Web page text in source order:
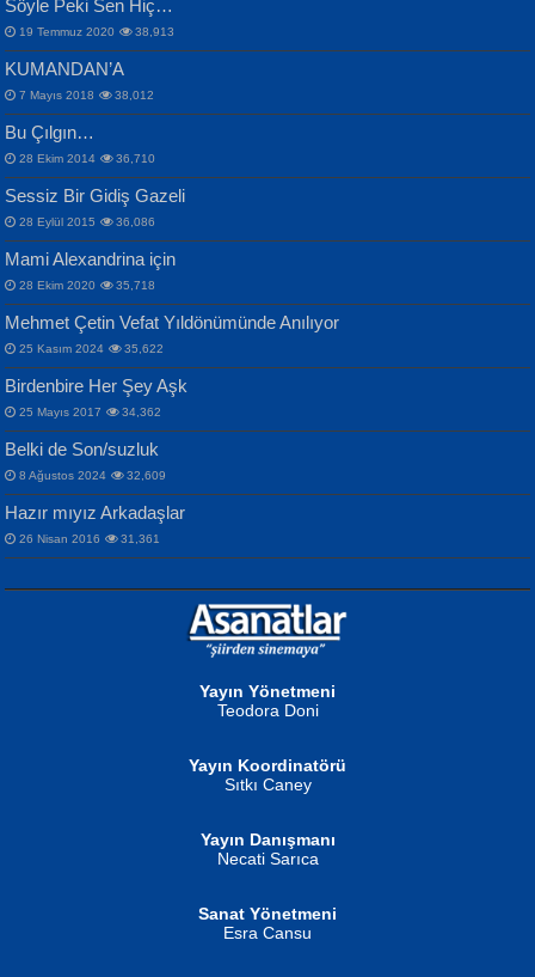
İPEK ACAR SERT
Gazze’nin Şecaati, Ümmetin İmtihanı...
MAHMUT GÜRBÜZ
İbrahim Olmak ve Bitirebilmek...
NURAN KÖSE BAYDAR
Selahattin Yıldız
İdrakimle Üşürken...
Songül Özel
Mahzen...
Ben Deniz Değilim ki...
ERDEM BAYAZIT
Sana, Bana, Vatanıma, Ülkemin
İnsanlarına Dair...
NAZIM HİKMET RAN
Bir Cezaevinde, Tecritteki Adamın
Mektupları...
Söyle Peki Sen Hiç…
19 Temmuz 2020 38,913
KUMANDAN’A
7 Mayıs 2018 38,012
Bu Çılgın…
28 Ekim 2014 36,710
Sessiz Bir Gidiş Gazeli
28 Eylül 2015 36,086
Mami Alexandrina için
28 Ekim 2020 35,718
Mehmet Çetin Vefat Yıldönümünde Anılıyor
25 Kasım 2024 35,622
Birdenbire Her Şey Aşk
25 Mayıs 2017 34,362
Belki de Son/suzluk
8 Ağustos 2024 32,609
Hazır mıyız Arkadaşlar
26 Nisan 2016 31,361
Yayın Yönetmeni
Teodora Doni
Yayın Koordinatörü
Sıtkı Caney
Yayın Danışmanı
Necati Sarıca
Sanat Yönetmeni
Esra Cansu